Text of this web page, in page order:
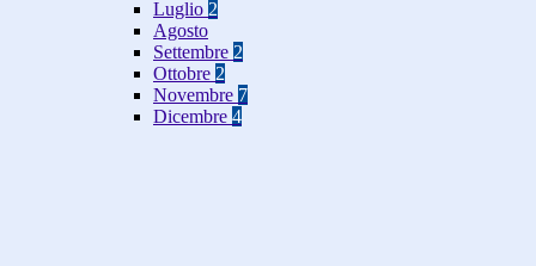
Luglio 2
Agosto
Settembre 2
Ottobre 2
Novembre 7
Dicembre 4